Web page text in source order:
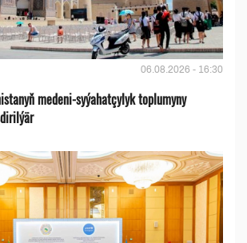
06.08.2026 - 16:30
medeni-syýahatçylyk toplumyny